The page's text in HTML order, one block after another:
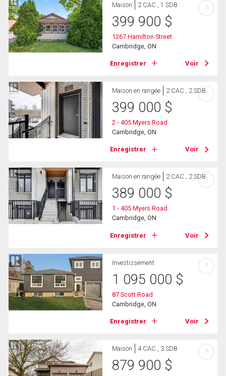
Maison 2 CAC , 1 SDB
399 900 $
1267 Hamilton Street
Cambridge, ON
Enregistrer Voir
?
Maison en rangée 2 CAC , 2 SDB
399 000 $
2 - 405 Myers Road
Cambridge, ON
Enregistrer Voir
?
Maison en rangée 2 CAC , 2 SDB
389 000 $
1 - 405 Myers Road
Cambridge, ON
Enregistrer Voir
?
Investissement
1 095 000 $
87 Scott Road
Cambridge, ON
Enregistrer Voir
?
Maison 4 CAC , 3 SDB
879 900 $
?